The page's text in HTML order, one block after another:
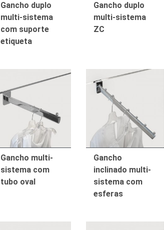
Gancho duplo
multi-sistema
com suporte
etiqueta
Gancho duplo
multi-sistema
ZC
Gancho multi-
sistema com
tubo oval
Gancho
inclinado multi-
sistema com
esferas